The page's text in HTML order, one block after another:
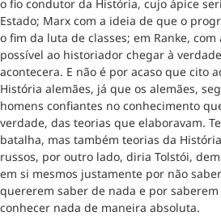
o fio condutor da História, cujo ápice
Estado; Marx com a ideia de que o
o fim da luta de classes; em Ranke,
possível ao historiador chegar à
acontecera. E não é por acaso que cito
História alemães, já que os alemães,
homens confiantes no conhecimento
verdade, das teorias que elaboravam.
batalha, mas também teorias da
russos, por outro lado, diria Tolstói,
em si mesmos justamente por não
quererem saber de nada e por
conhecer nada de maneira absoluta.